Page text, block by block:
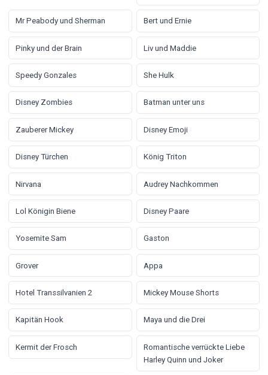
Mr Peabody und Sherman Bert und Ernie
Pinky und der Brain Liv und Maddie
Speedy Gonzales She Hulk
Disney Zombies Batman unter uns
Zauberer Mickey Disney Emoji
Disney Türchen König Triton
Nirvana Audrey Nachkommen
Lol Königin Biene Disney Paare
Yosemite Sam Gaston
Grover Appa
Hotel Transsilvanien 2 Mickey Mouse Shorts
Kapitän Hook Maya und die Drei
Kermit der Frosch
Romantische verrückte Liebe
Harley Quinn und Joker